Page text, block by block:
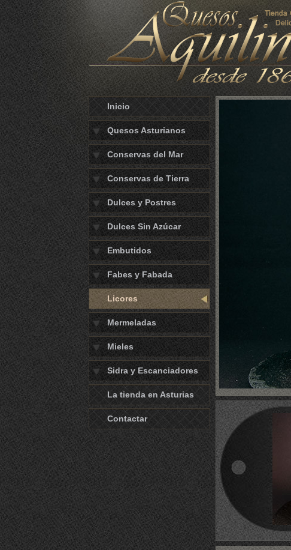
Inicio
Quesos Asturianos
Conservas del Mar
Conservas de Tierra
Dulces y Postres
Dulces Sin Azúcar
Embutidos
Fabes y Fabada
Licores
Mermeladas
Mieles
Sidra y Escanciadores
La tienda en Asturias
Contactar